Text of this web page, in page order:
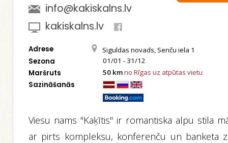
info@kakiskalns.lv
kakiskalns.lv
Adrese Siguldas novads, Senču iela 1
Sezona 01/01 - 31/12
Maršruts 50 kmno Rīgas uz atpūtas vietu
Sazināšanās
Viesu nams "Kaķītis" ir romantiska alpu stila
ar pirts kompleksu, konferenču un banketa